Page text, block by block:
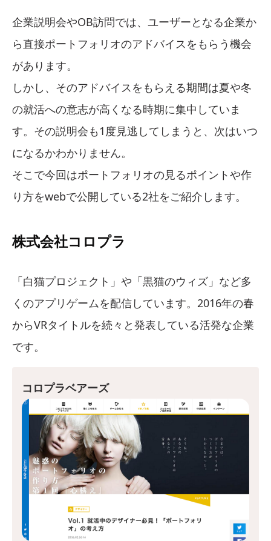
企業説明会やOB訪問では、ユーザーとなる企業か
ら直接ポートフォリオのアドバイスをもらう機会
があります。
しかし、そのアドバイスをもらえる期間は夏や冬
の就活への意志が高くなる時期に集中していま
す。その説明会も1度見逃してしまうと、次はいつ
になるかわかりません。
そこで今回はポートフォリオの見るポイントや作
り方をwebで公開している2社をご紹介します。
株式会社コロプラ
「白猫プロジェクト」や「黒猫のウィズ」など多
くのアプリゲームを配信しています。2016年の春
からVRタイトルを続々と発表している活発な企業
です。
コロプラベアーズ